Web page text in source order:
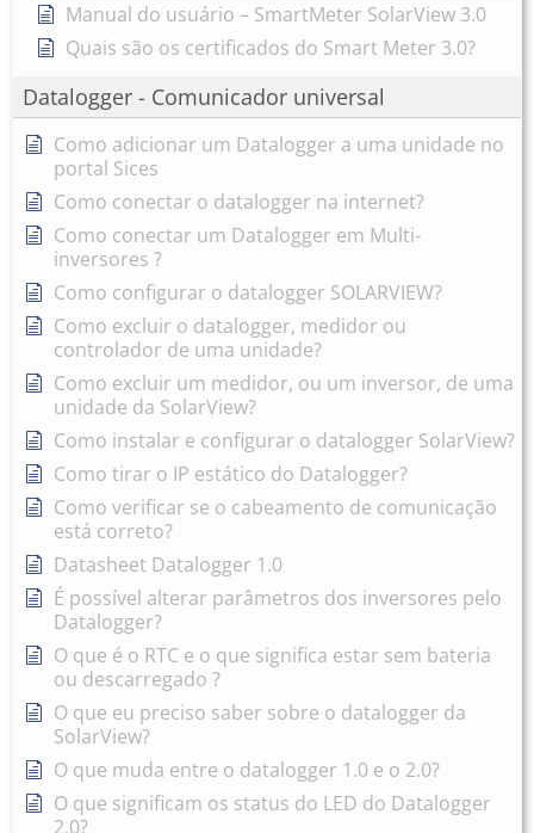
Manual do usuário – SmartMeter SolarView 3.0
Quais são os certificados do Smart Meter 3.0?
Datalogger - Comunicador universal
Como adicionar um Datalogger a uma unidade no
portal Sices
Como conectar o datalogger na internet?
Como conectar um Datalogger em Multi-
inversores ?
Como configurar o datalogger SOLARVIEW?
Como excluir o datalogger, medidor ou
controlador de uma unidade?
Como excluir um medidor, ou um inversor, de uma
unidade da SolarView?
Como instalar e configurar o datalogger SolarView?
Como tirar o IP estático do Datalogger?
Como verificar se o cabeamento de comunicação
está correto?
Datasheet Datalogger 1.0
É possível alterar parâmetros dos inversores pelo
Datalogger?
O que é o RTC e o que significa estar sem bateria
ou descarregado ?
O que eu preciso saber sobre o datalogger da
SolarView?
O que muda entre o datalogger 1.0 e o 2.0?
O que significam os status do LED do Datalogger
2.0?